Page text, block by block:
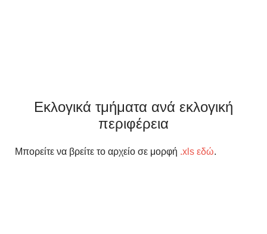
Εκλογικά τμήματα ανά εκλογική
περιφέρεια
Μπορείτε να βρείτε το αρχείο σε μορφή .xls εδώ.